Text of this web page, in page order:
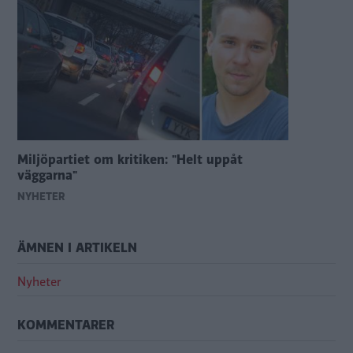
Miljöpartiet om kritiken: "Helt uppåt
väggarna"
NYHETER
ÄMNEN I ARTIKELN
Nyheter
KOMMENTARER